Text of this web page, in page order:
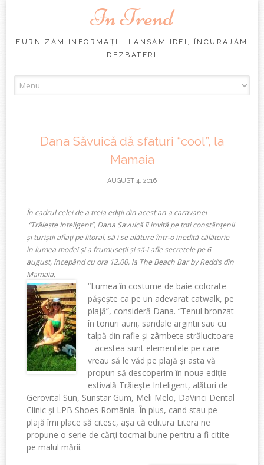
In Trend
FURNIZĂM INFORMAŢII, LANSĂM IDEI, ÎNCURAJĂM
DEZBATERI
to
Dana Săvuică dă sfaturi “cool”, la
Mamaia
AUGUST 4, 2016
În cadrul celei de a treia ediții din acest an a caravanei
“Trăiește Inteligent”, Dana Savuică îi invită pe toti constănțenii
și turiștii aflați pe litoral, să i se alăture într-o inedită călătorie
în lumea modei și a frumuseții și să-i afle secretele pe 6
august, începând cu ora 12.00, la The Beach Bar by Redd’s din
Mamaia.
“Lumea în costume de baie colorate
pășește ca pe un adevarat catwalk, pe
plajă”, consideră Dana. “Tenul bronzat
în tonuri aurii, sandale argintii sau cu
talpă din rafie și zâmbete strălucitoare
– acestea sunt elementele pe care
vreau să le văd pe plajă și asta vă
propun să descoperim în noua ediție
estivală Trăiește Inteligent, alături de
Gerovital Sun, Sunstar Gum, Meli Melo, DaVinci Dental
Clinic și LPB Shoes România. În plus, cand stau pe
plajă îmi place să citesc, așa că editura Litera ne
propune o serie de cărți tocmai bune pentru a fi citite
pe malul mării.